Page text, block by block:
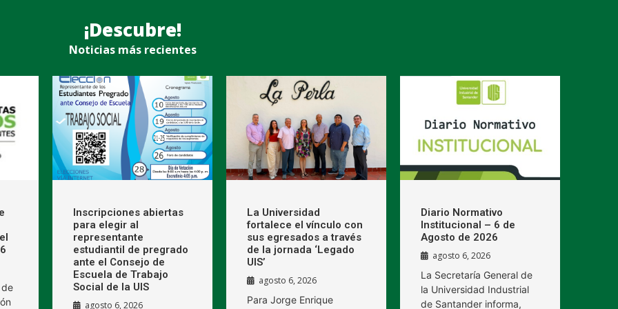
¡Descubre!
Noticias más recientes
de
Inscripciones abiertas
para elegir al
representante
estudiantil de pregrado
ante el Consejo de
Escuela de Trabajo
Social de la UIS
agosto 6, 2026
La Universidad
fortalece el vínculo con
sus egresados a través
de la jornada ‘Legado
UIS’
agosto 6, 2026
Para Jorge Enrique
Diario Normativo
Institucional – 6 de
Agosto de 2026
agosto 6, 2026
La Secretaría General de
la Universidad Industrial
de Santander informa,